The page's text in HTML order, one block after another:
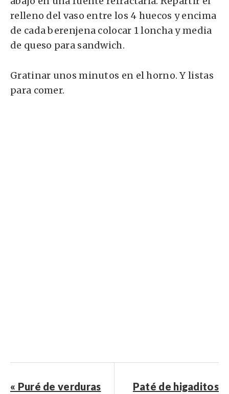
relleno del vaso entre los 4 huecos y encima
de cada berenjena colocar 1 loncha y media
de queso para sandwich.
Gratinar unos minutos en el horno. Y listas
para comer.
« Puré de verduras
Paté de higaditos